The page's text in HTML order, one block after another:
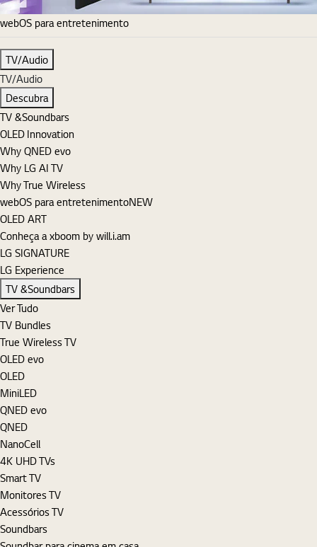
webOS para entretenimento
TV/Audio
TV/Audio
Descubra
TV &Soundbars
OLED Innovation
Why QNED evo
Why LG AI TV
Why True Wireless
webOS para entretenimentoNEW
OLED ART
Conheça a xboom by will.i.am
LG SIGNATURE
LG Experience
TV &Soundbars
Ver Tudo
TV Bundles
True Wireless TV
OLED evo
OLED
MiniLED
QNED evo
QNED
NanoCell
4K UHD TVs
Smart TV
Monitores TV
Acessórios TV
Soundbars